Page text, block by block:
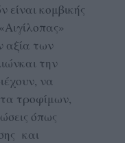
είναι κομβικής
αξία των
την
να
τροφίμων,
όπως
και